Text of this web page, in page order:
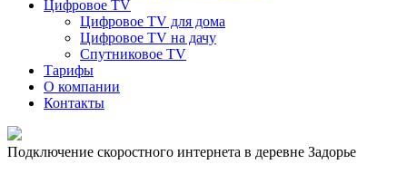
Цифровое TV
Цифровое TV для дома
Цифровое TV на дачу
Спутниковое TV
Тарифы
О компании
Контакты
Подключение скоростного интернета в деревне Задорье